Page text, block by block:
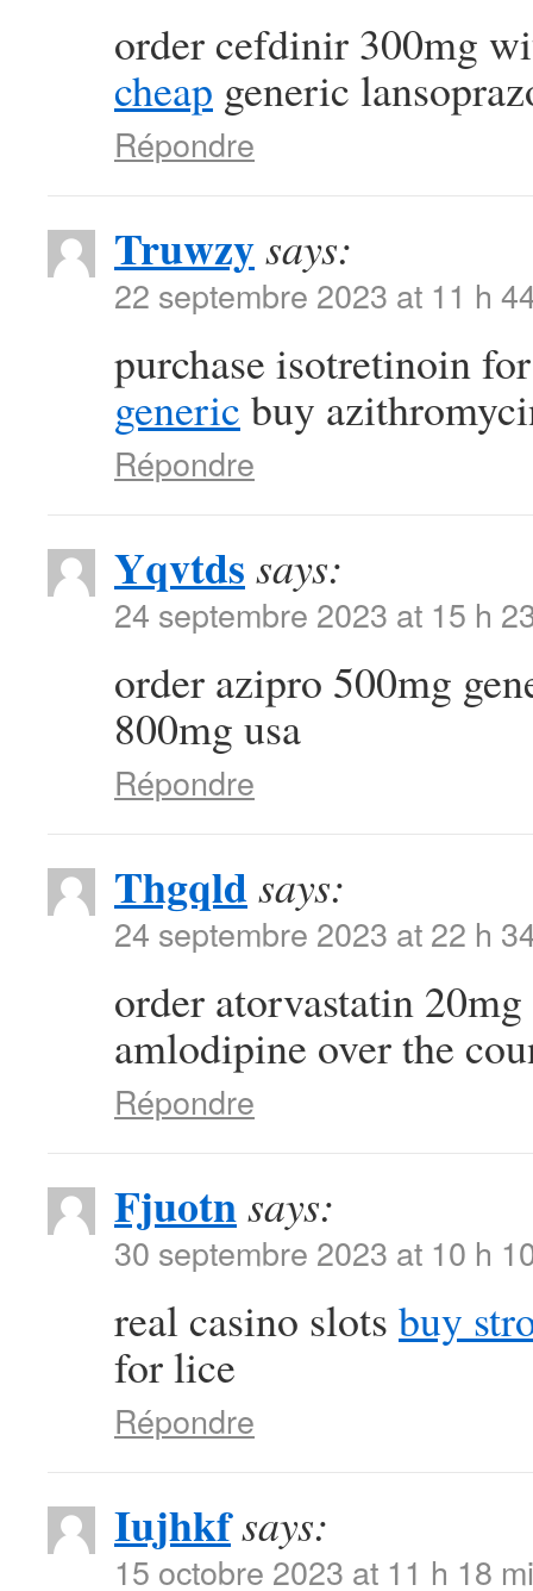
order cefdinir 300mg
cheap generic
Répondre
Truwzysays:
22 septembre 2023 at 11 h
purchase isotretinoin
generic buy
Répondre
Yqvtds says:
24 septembre 2023 at 15 h
order azipro 500mg
800mg usa
Répondre
Thgqldsays:
24 septembre 2023 at 22 h
order atorvastatin
amlodipine over the
Répondre
Fjuotnsays:
30 septembre 2023 at 10 h
real casino slots buy
for lice
Répondre
Iujhkfsays:
15 octobre 2023 at 11 h 18